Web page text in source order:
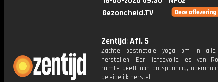
Gezondheid.TV
Zentijd: Afl. 5
Zachte postnatale yoga om in
herstellen. Een liefdevolle les van
ruimte geeft aan ontspanning,
geleidelijk herstel.